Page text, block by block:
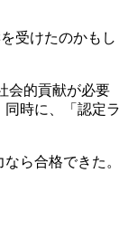
受けたのかもし
会的貢献が必要
時に、「認定ラ
ら合格できた。